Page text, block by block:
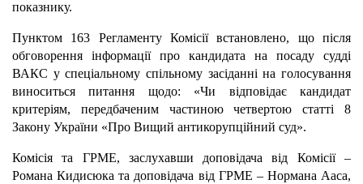
показнику.
Пунктом 163 Регламенту Комісії встановлено, що після
обговорення інформації про кандидата на посаду судді
ВАКС у спеціальному спільному засіданні на голосування
виноситься питання щодо: «Чи відповідає кандидат
критеріям, передбаченим частиною четвертою статті 8
Закону України «Про Вищий антикорупційний суд».
Комісія та ГРМЕ, заслухавши доповідача від Комісії –
Романа Кидисюка та доповідача від ГРМЕ – Нормана Ааса,